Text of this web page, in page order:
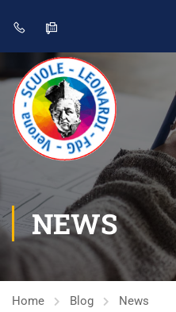
NEWS
Home Blog News